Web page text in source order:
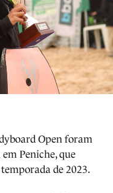
Open foram
Peniche, que
de 2023.